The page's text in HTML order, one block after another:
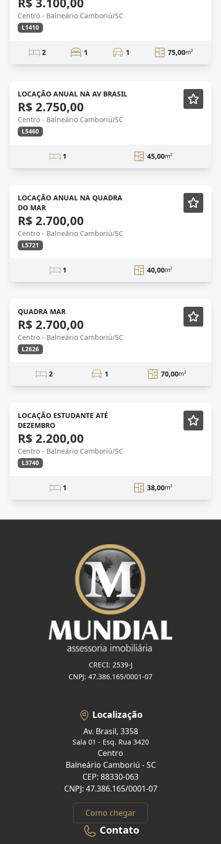
Centro - Balneário Camboriú/SC
L1410
2 1 1 75,00m²
ANUAL Mobiliado
LOCAÇÃO ANUAL NA AV BRASIL
R$ 2.750,00
Centro - Balneário Camboriú/SC
L5460
1 45,00m²
Mobiliado
LOCAÇÃO ANUAL NA QUADRA
DO MAR
R$ 2.700,00
Centro - Balneário Camboriú/SC
L5721
1 40,00m²
QUADRA MAR
R$ 2.700,00
Centro - Balneário Camboriú/SC
L2626
2 1 70,00m²
AVENIDA BRASIL Mobiliado
LOCAÇÃO ESTUDANTE ATÉ
DEZEMBRO
R$ 2.200,00
Centro - Balneário Camboriú/SC
L3740
1 38,00m²
CRECI: 2539-J
CNPJ: 47.386.165/0001-07
Localização
Av. Brasil, 3358
Sala 01 - Esq. Rua 3420
Centro
Balneário Camboriú - SC
CEP: 88330-063
CNPJ: 47.386.165/0001-07
Como chegar
Contato